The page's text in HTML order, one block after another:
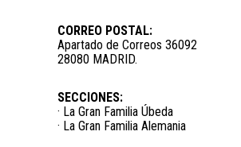
CORREO POSTAL:
Apartado de Correos 36092
28080 MADRID.
SECCIONES:
· La Gran Familia Úbeda
· La Gran Familia Alemania